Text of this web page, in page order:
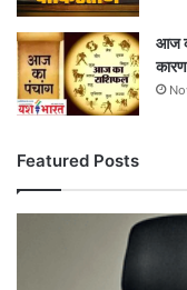
आज
Featured Posts